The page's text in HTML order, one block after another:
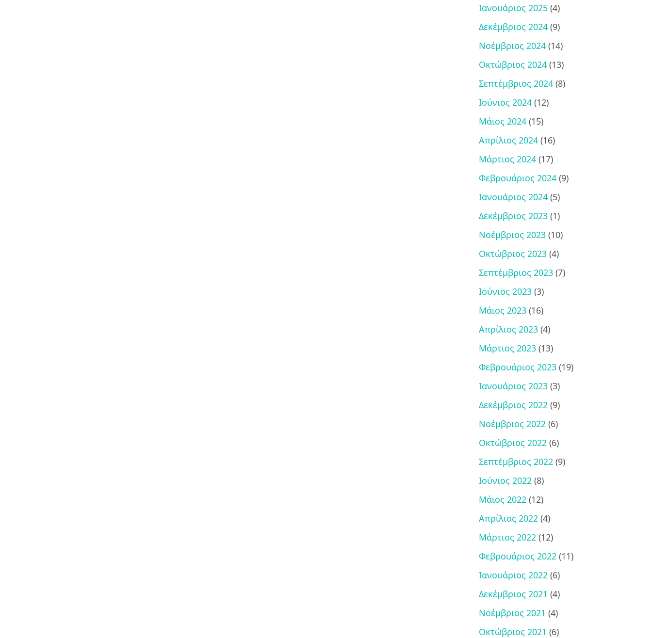
Ιανουάριος 2025 (4)
Δεκέμβριος 2024 (9)
Νοέμβριος 2024 (14)
Οκτώβριος 2024 (13)
Σεπτέμβριος 2024 (8)
Ιούνιος 2024 (12)
Μάιος 2024 (15)
Απρίλιος 2024 (16)
Μάρτιος 2024 (17)
Φεβρουάριος 2024 (9)
Ιανουάριος 2024 (5)
Δεκέμβριος 2023 (1)
Νοέμβριος 2023 (10)
Οκτώβριος 2023 (4)
Σεπτέμβριος 2023 (7)
Ιούνιος 2023 (3)
Μάιος 2023 (16)
Απρίλιος 2023 (4)
Μάρτιος 2023 (13)
Φεβρουάριος 2023 (19)
Ιανουάριος 2023 (3)
Δεκέμβριος 2022 (9)
Νοέμβριος 2022 (6)
Οκτώβριος 2022 (6)
Σεπτέμβριος 2022 (9)
Ιούνιος 2022 (8)
Μάιος 2022 (12)
Απρίλιος 2022 (4)
Μάρτιος 2022 (12)
Φεβρουάριος 2022 (11)
Ιανουάριος 2022 (6)
Δεκέμβριος 2021 (4)
Νοέμβριος 2021 (4)
Οκτώβριος 2021 (6)